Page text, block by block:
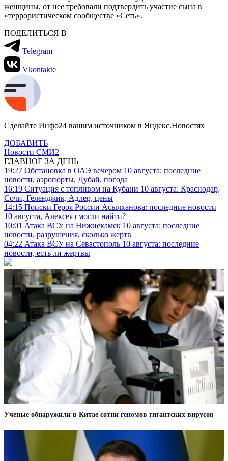
женщины, от нее требовали подтвердить участие сына в
«террористическом сообществе «Сеть».
ПОДЕЛИТЬСЯ В
Telegram
Vkontakte
Сделайте Инфо24 вашим источником в Яндекс.Новостях
ДОБАВИТЬ
Новости СМИ2
ГЛАВНОЕ ЗА ДЕНЬ
19:27 Обстановка в ОАЭ вечером 10 августа: последние
новости, аэропорты, Дубай, погода
16:19 Ситуация с топливом на Кубани 10 августа: Краснодар,
Сочи, Геленджик, Адлер, цены
14:15 Поиски Героя России Асылханова: последние новости
10 августа, Алексея смогли найти?
10:01 Атака ВСУ на Нижнекамск 10 августа: последние
новости, разрушения, сколько жертв
04:22 Атака ВСУ на Севастополь 10 августа: последние
новости, есть ли жертвы
Ученые обнаружили в Китае сотни геномов гигантских вирусов